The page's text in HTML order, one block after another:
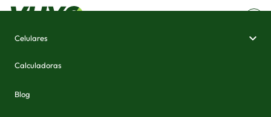
Celulares
Calculadoras
Blog